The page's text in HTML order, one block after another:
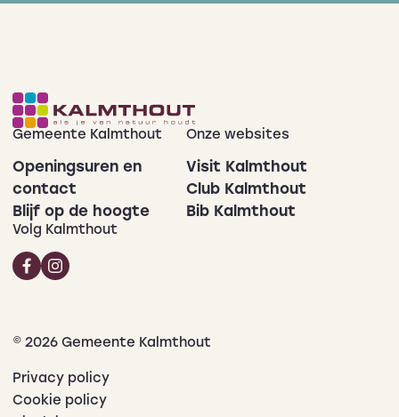
Gemeente Kalmthout
Openingsuren en
contact
Blijf op de hoogte
Onze websites
Visit Kalmthout
Club Kalmthout
Bib Kalmthout
Volg Kalmthout
© 2026 Gemeente Kalmthout
Privacy policy
Cookie policy